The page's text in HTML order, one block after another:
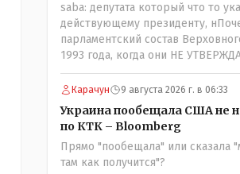
saba: депутата который что то
действующему президенту,
парламентский состав
1993 года, когда они НЕ
Указы Назарбаева, особенно в
перевыборов и некоторых
политики, и тогда Назарбай
РАСПУСТИЛ этот бунтарский
Серикболсын Абдильдин вам
секретарь ЦК КП Казахстана ,
депутат Верховного Совета и
Карачун 9 августа 2026 г. в 06:33
Украина пообещала США не
по КТК – Bloomberg
Прямо "пообещала" или сказала
там как получится"?